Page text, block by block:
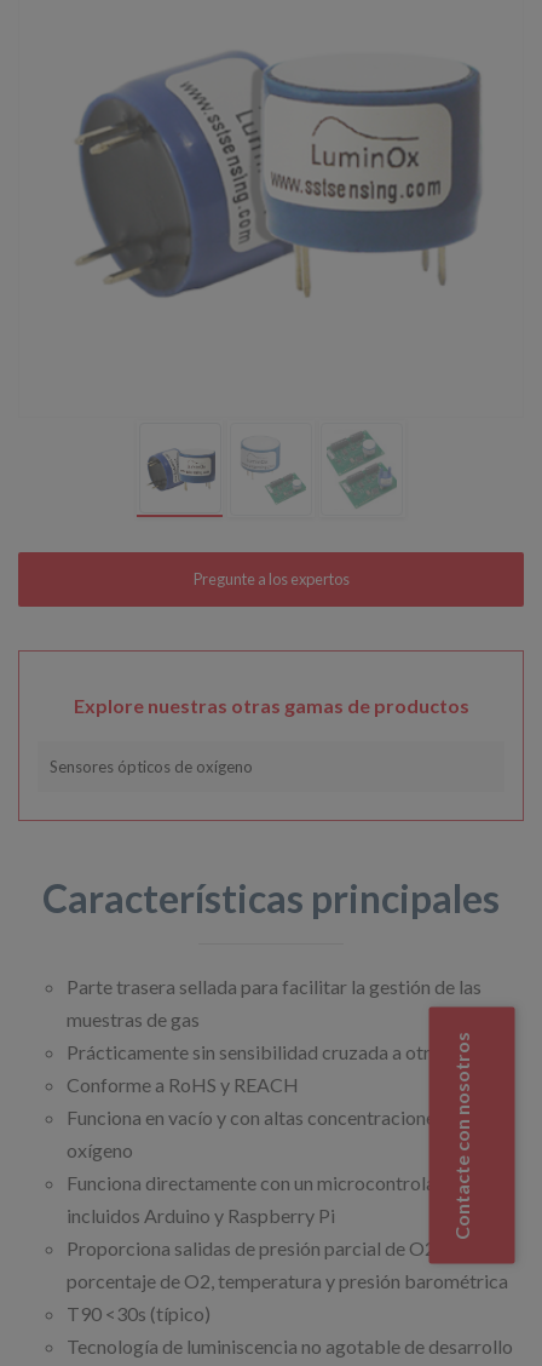
Explore nuestras otras gamas de productos
Sensores ópticos de oxígeno
Características principales
Parte trasera sellada para facilitar la gestión de las
muestras de gas
Prácticamente sin sensibilidad cruzada a otros gases
Conforme a RoHS y REACH
Funciona en vacío y con altas concentraciones de
oxígeno
Funciona directamente con un microcontrolador,
incluidos Arduino y Raspberry Pi
Proporciona salidas de presión parcial de O2,
porcentaje de O2, temperatura y presión barométrica
T90 <30s (típico)
Tecnología de luminiscencia no agotable de desarrollo
Contacte con nosotros